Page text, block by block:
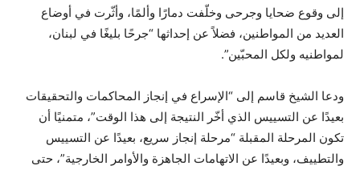
إلى وقوع ضحايا وجرحى وخلّفت دمارًا وألمًا، وأثّرت في أوضاع
العديد من المواطنين، فضلاً عن إحداثها “جرحًا بليغًا في لبنان،
لمواطنيه ولكل المحبّين”.
ودعا الشيخ قاسم إلى “الإسراع في إنجاز المحاكمات والتحقيقات
بعيدًا عن التسييس الذي أخّر النتيجة إلى هذا الوقت”، متمنيًا أن
تكون المرحلة المقبلة “مرحلة إنجاز سريع، بعيدًا عن التسييس
والتطييف، وبعيدًا عن الاتهامات الجاهزة والأوامر الخارجية”، حتى